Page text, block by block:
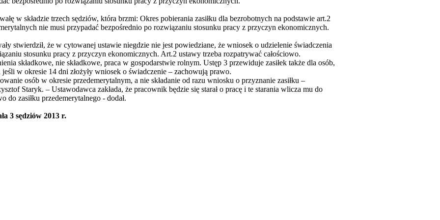
w składzie trzech sędziów, która brzmi: Okres pobierania zasiłku dla bezrobotnych na podstawie art.2
nie musi przypadać bezpośrednio po rozwiązaniu stosunku pracy z przyczyn ekonomicznych.
stwierdził, że w cytowanej ustawie niegdzie nie jest powiedziane, że wniosek o udzielenie świadczenia
stosunku pracy z przyczyn ekonomicznych. Art.2 ustawy trzeba rozpatrywać całościowo.
składkowe, nie składkowe, praca w gospodarstwie rolnym. Ustęp 3 przewiduje zasiłek także dla osób,
w okresie 14 dni złożyły wniosek o świadczenie – zachowują prawo.
osób w okresie przedemerytalnym, a nie składanie od razu wniosku o przyznanie zasiłku –
Staryk. – Ustawodawca zakłada, że pracownik będzie się starał o pracę i te starania wlicza mu do
do zasiłku przedemerytalnego - dodał.
3 sędziów 2013 r.